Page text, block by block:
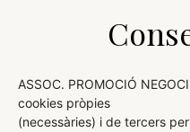
ASSOC. PROMOCIÓ
cookies pròpies
(necessàries) i de tercers